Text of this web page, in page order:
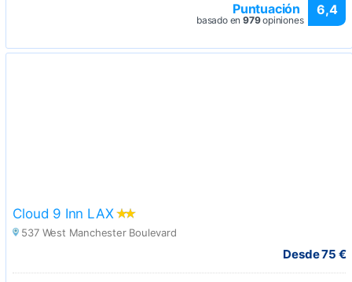
6,4
Puntuación
basado en 979opiniones
Cloud 9 Inn LAX
537 West Manchester Boulevard
Desde 75 €